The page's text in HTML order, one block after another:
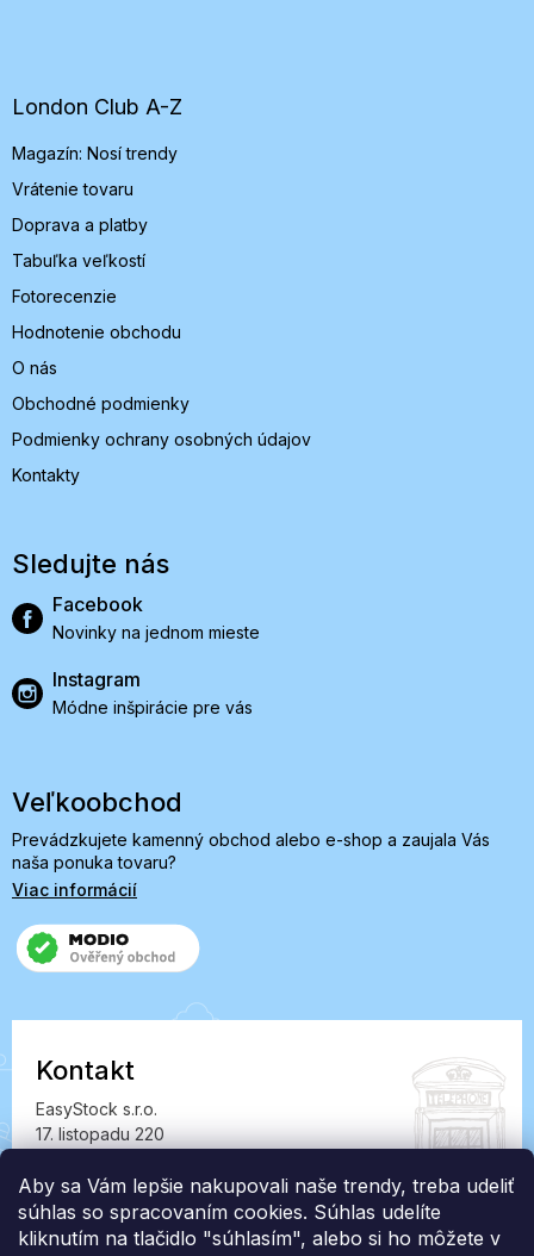
Aby sa Vám lepšie nakupovali naše trendy, treba udeliť
súhlas so spracovaním cookies. Súhlas udelíte
kliknutím na tlačidlo "súhlasím", alebo si ho môžete v
e
London Club A-Z
Magazín: Nosí trendy
Vrátenie tovaru
Doprava a platby
Tabuľka veľkostí
Fotorecenzie
Hodnotenie obchodu
O nás
Obchodné podmienky
Podmienky ochrany osobných údajov
Kontakty
Sledujte nás
Facebook
Novinky na jednom mieste
Instagram
Módne inšpirácie pre vás
Veľkoobchod
Prevádzkujete kamenný obchod alebo e-shop a zaujala Vás
naša ponuka tovaru?
Viac informácií
Kontakt
EasyStock s.r.o.
17. listopadu 220
IČ: 07727402, DIČ: CZ07727402
info@londonclub.sk